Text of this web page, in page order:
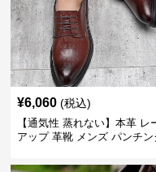
¥6,060 (税込)
【通気性 蒸れない】本革 レ
アップ 革靴 メンズ パンチン
い 営業